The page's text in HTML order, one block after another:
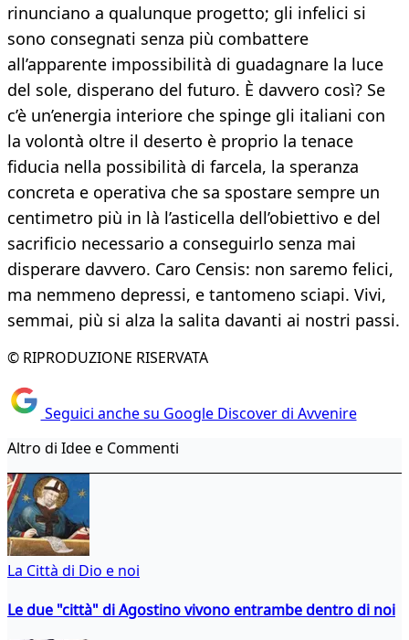
rinunciano a qualunque progetto; gli infelici si
sono consegnati senza più combattere
all’apparente impossibilità di guadagnare la luce
del sole, disperano del futuro. È davvero così? Se
c’è un’energia interiore che spinge gli italiani con
la volontà oltre il deserto è proprio la tenace
fiducia nella possibilità di farcela, la speranza
concreta e operativa che sa spostare sempre un
centimetro più in là l’asticella dell’obiettivo e del
sacrificio necessario a conseguirlo senza mai
disperare davvero. Caro Censis: non saremo felici,
ma nemmeno depressi, e tantomeno sciapi. Vivi,
semmai, più si alza la salita davanti ai nostri passi.
© RIPRODUZIONE RISERVATA
Seguici anche su Google Discover di Avvenire
Altro di Idee e Commenti
La Città di Dio e noi
Le due "città" di Agostino vivono entrambe dentro di noi